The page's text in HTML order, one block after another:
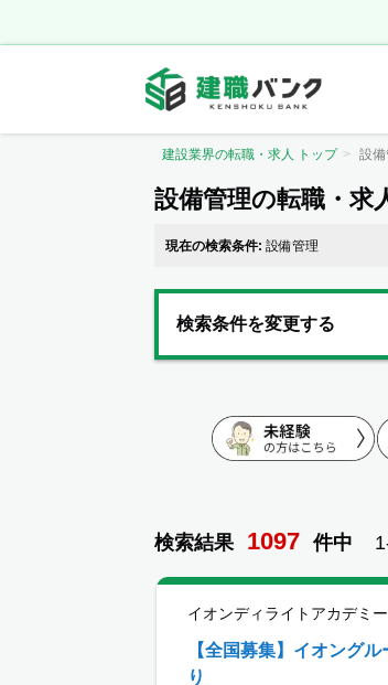
建設業界の転職・求人 トップ 設
設備管理の転職・求
現在の検索条件: 設備管理
検索条件を変更する
検索結果 1097 件中
イオンディライトアカデミ
【全国募集】イオング
り